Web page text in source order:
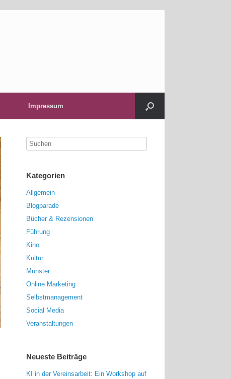
Impressum
Kategorien
Allgemein
Blogparade
Bücher & Rezensionen
Führung
Kino
Kultur
Münster
Online Marketing
Selbstmanagement
Social Media
Veranstaltungen
Neueste Beiträge
KI in der Vereinsarbeit: Ein Workshop auf